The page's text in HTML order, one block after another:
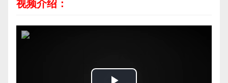
视频介绍：